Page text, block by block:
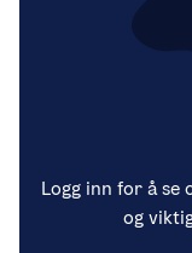
Logg inn for å se
og